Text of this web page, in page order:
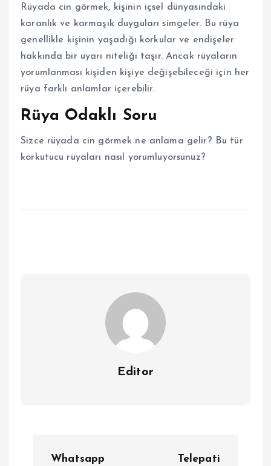
Rüyada cin görmek, kişinin içsel dünyasındaki
karanlık ve karmaşık duyguları simgeler. Bu rüya
genellikle kişinin yaşadığı korkular ve endişeler
hakkında bir uyarı niteliği taşır. Ancak rüyaların
yorumlanması kişiden kişiye değişebileceği için her
rüya farklı anlamlar içerebilir.
Rüya Odaklı Soru
Sizce rüyada cin görmek ne anlama gelir? Bu tür
korkutucu rüyaları nasıl yorumluyorsunuz?
Editor
Whatsapp
Telepati